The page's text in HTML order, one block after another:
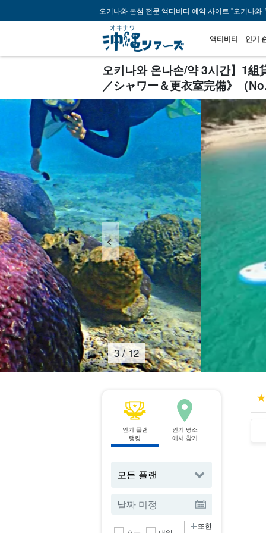
오키나와 본섬 전문 액티비티 예약 사이트 "오키나와
액티비티 인기
오키나와 온나손/약 3시간】1
／シャワー＆更衣室完備》（
4/12
인기 플랜
랭킹
인기 명소
에서 찾기
또한